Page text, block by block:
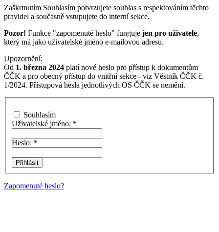
Zaškrtnutím Souhlasím potvrzujete souhlas s respektováním těchto
pravidel a současně vstupujete do interní sekce.
Pozor! Funkce "zapomenuté heslo" funguje jen pro uživatele,
který má jako uživatelské jméno e-mailovou adresu.
Upozornění:
Od 1. března 2024 platí nové heslo pro přístup k dokumentům
ČČK a pro obecný přístup do vnitřní sekce - viz Věstník ČČK č.
1/2024. Přístupová hesla jednotlivých OS ČČK se nemění.
Souhlasím
Uživatelské jméno: *
Heslo: *
Zapomenuté heslo?